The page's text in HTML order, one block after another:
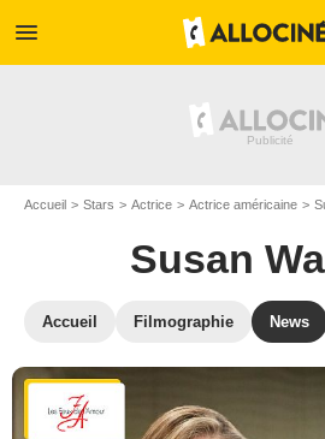
menu
Accueil Stars Actrice Actrice américaine
Susan
Accueil Filmographie News